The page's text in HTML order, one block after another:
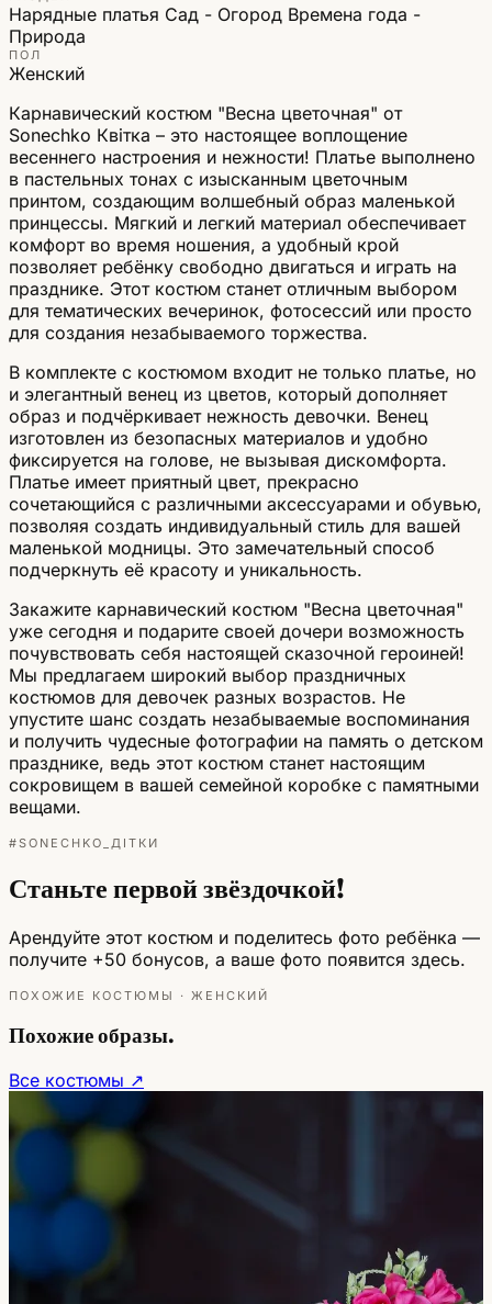
Нарядные платья Сад - Огород Времена года -
Природа
ПОЛ
Женский
Карнавический костюм "Весна цветочная" от
Sonechko Квітка – это настоящее воплощение
весеннего настроения и нежности! Платье выполнено
в пастельных тонах с изысканным цветочным
принтом, создающим волшебный образ маленькой
принцессы. Мягкий и легкий материал обеспечивает
комфорт во время ношения, а удобный крой
позволяет ребёнку свободно двигаться и играть на
празднике. Этот костюм станет отличным выбором
для тематических вечеринок, фотосессий или просто
для создания незабываемого торжества.
В комплекте с костюмом входит не только платье, но
и элегантный венец из цветов, который дополняет
образ и подчёркивает нежность девочки. Венец
изготовлен из безопасных материалов и удобно
фиксируется на голове, не вызывая дискомфорта.
Платье имеет приятный цвет, прекрасно
сочетающийся с различными аксессуарами и обувью,
позволяя создать индивидуальный стиль для вашей
маленькой модницы. Это замечательный способ
подчеркнуть её красоту и уникальность.
Закажите карнавический костюм "Весна цветочная"
уже сегодня и подарите своей дочери возможность
почувствовать себя настоящей сказочной героиней!
Мы предлагаем широкий выбор праздничных
костюмов для девочек разных возрастов. Не
упустите шанс создать незабываемые воспоминания
и получить чудесные фотографии на память о детском
празднике, ведь этот костюм станет настоящим
сокровищем в вашей семейной коробке с памятными
вещами.
#SONECHKO_ДІТКИ
Станьте первой звёздочкой!
Арендуйте этот костюм и поделитесь фото ребёнка —
получите +50 бонусов, а ваше фото появится здесь.
ПОХОЖИЕ КОСТЮМЫ · ЖЕНСКИЙ
Похожие образы.
Все костюмы ↗